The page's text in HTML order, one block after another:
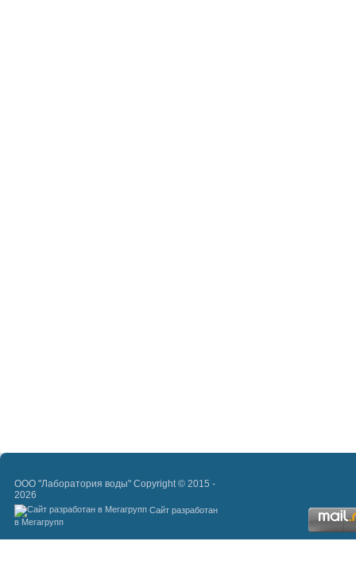
ООО "Лаборатория воды" Copyright © 2015 -
2026
Сайт разработан
в Мегагрупп